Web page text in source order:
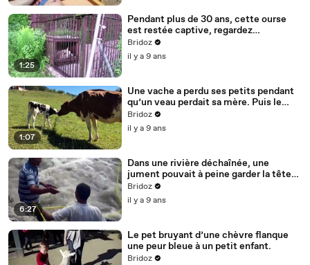
1:25
Pendant plus de 30 ans, cette ourse
est restée captive, regardez
maintenant sa réaction lorsqu’elle est
enfin libérée..
Bridoz
il y a 9 ans
1:07
Une vache a perdu ses petits pendant
qu’un veau perdait sa mère. Puis le
destin les a réunis.
Bridoz
il y a 9 ans
6:27
Dans une rivière déchaînée, une
jument pouvait à peine garder la tête
hors de l’eau...
Bridoz
il y a 9 ans
Le pet bruyant d’une chèvre flanque
une peur bleue à un petit enfant.
Bridoz